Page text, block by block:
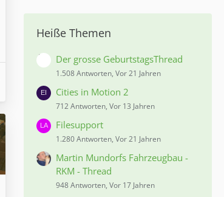
Heiße Themen
Der grosse GeburtstagsThread
1.508 Antworten, Vor 21 Jahren
Cities in Motion 2
712 Antworten, Vor 13 Jahren
Filesupport
1.280 Antworten, Vor 21 Jahren
Martin Mundorfs Fahrzeugbau -
RKM - Thread
948 Antworten, Vor 17 Jahren